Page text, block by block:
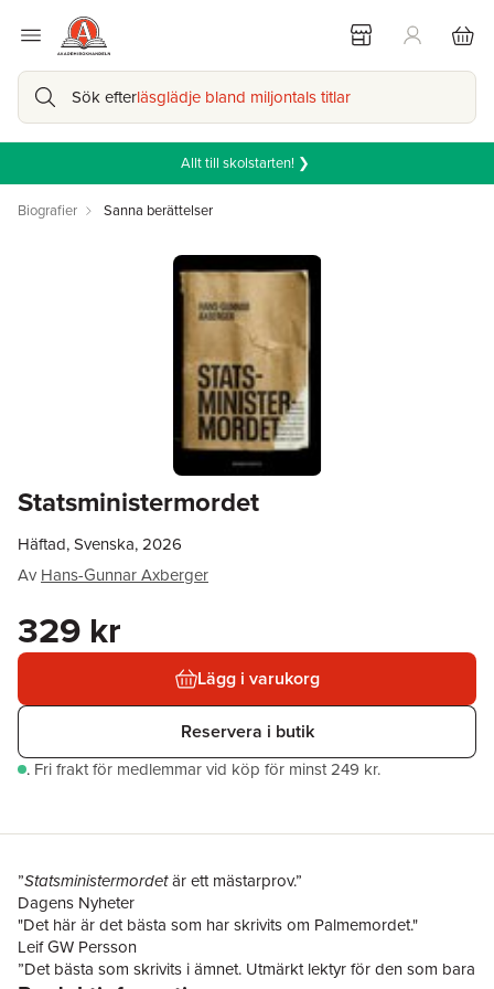
Sök efterläsglädje bland miljontals titlar
Allt till skolstarten! ❯
Biografier Sanna berättelser
Statsministermordet
Häftad, Svenska, 2026
Av Hans-Gunnar Axberger
329 kr
Lägg i varukorg
Reservera i butik
. Fri frakt för medlemmar vid köp för minst 249 kr.
”Statsministermordetär ett mästarprov.”
Dagens Nyheter
"Det här är det bästa som har skrivits om Palmemordet."
Leif GW Persson
”Det bästa som skrivits i ämnet. Utmärkt lektyr för den som bara